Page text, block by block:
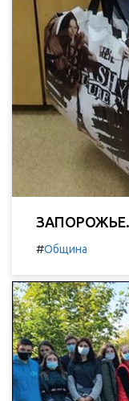
ЗАПОРОЖЬЕ.
#Община